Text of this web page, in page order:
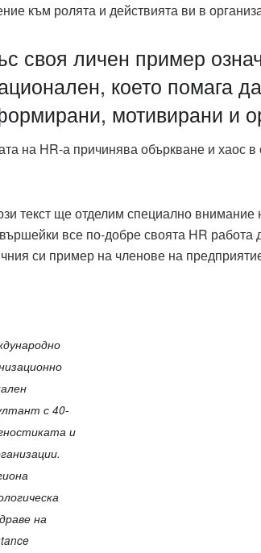
към ролята и действията ви в
своя личен пример
което помага
мотивирани и
на HR-а причинява объркване и хаос в
текст ще отделим специално внимание
все по-добре своята HR работа
си пример на членове на
с 40-
и
на